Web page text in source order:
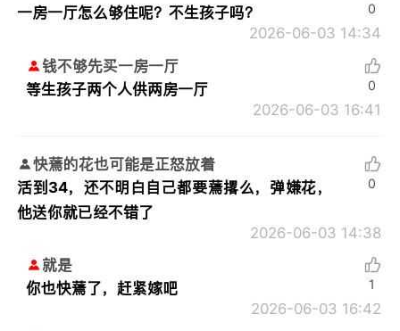
一房一厅怎么够住呢？不生孩子吗？
2026-06-03 14:34
0
钱不够先买一房一厅
等生孩子两个人供两房一厅
2026-06-03 16:41
0
快蔫的花也可能是正怒放着
活到34，还不明白自己都要蔫撂么，弹嫌花，
他送你就已经不错了
2026-06-03 14:38
0
就是
你也快蔫了，赶紧嫁吧
2026-06-03 16:42
1